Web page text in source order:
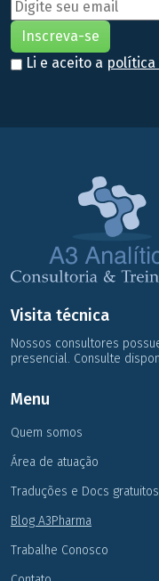
Li e aceito a política
Visita técnica
Nossos consultores
presencial. Consulte
Menu
Quem somos
Área de atuação
Traduções e Docs gratuitos
Blog A3Pharma
Trabalhe Conosco